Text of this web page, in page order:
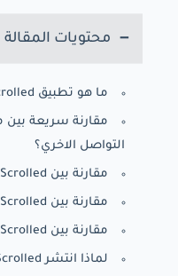
محتويات المقالة
ما هو تطبيق UpScrolled وفيما يُستخدم؟
التواصل الاخري؟
مقارنة بين UpScrolled وتيك توك
مقارنة بين UpScrolled وإنستجرام
مقارنة بين UpScrolled ومنصة إكس
لماذا انتشر UpScrolled فجأة؟